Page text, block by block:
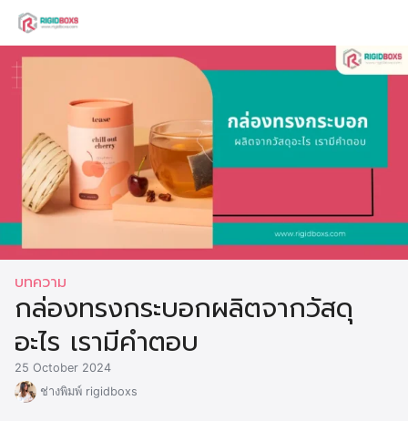
Skip
content
Search
บทความ
กล่องทรงกระบอกผลิตจากวัสดุ
อะไร เรามีคำตอบ
25 October 2024
ช่างพิมพ์ rigidboxs